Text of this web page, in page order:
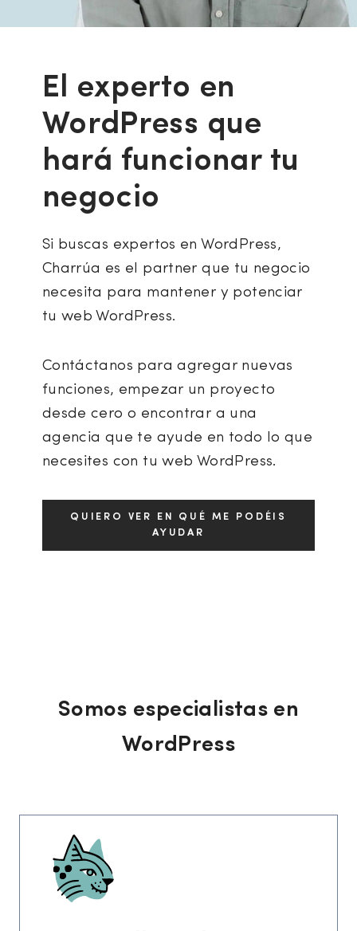
El experto en
WordPress que
hará funcionar tu
negocio
Si buscas expertos en WordPress,
Charrúa es el partner que tu negocio
necesita para mantener y potenciar
tu web WordPress.
Contáctanos para agregar nuevas
funciones, empezar un proyecto
desde cero o encontrar a una
agencia que te ayude en todo lo que
necesites con tu web WordPress.
QUIERO VER EN QUÉ ME PODÉIS
AYUDAR
Somos especialistas en
WordPress